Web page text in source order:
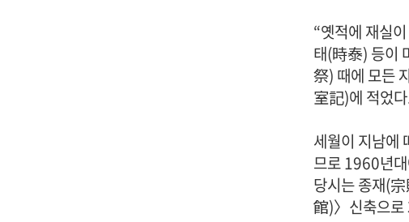
“옛적에 재실
태(時泰) 등이
祭) 때에 모든
室記)에 적었
세월이 지남에
므로 1960년
당시는 종재(
館)〉신축으로